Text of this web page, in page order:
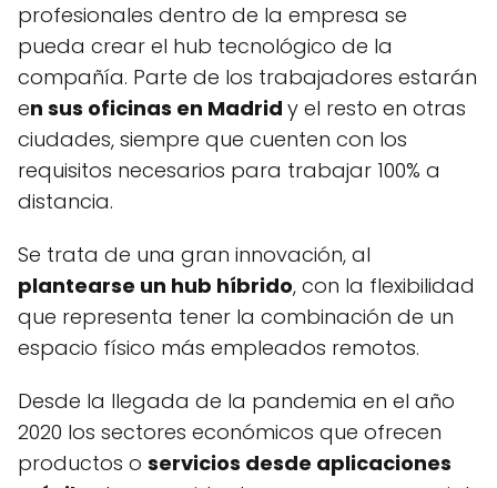
profesionales dentro de la empresa se
pueda crear el hub tecnológico de la
compañía. Parte de los trabajadores estarán
en sus oficinas en Madrid y el resto en otras
ciudades, siempre que cuenten con los
requisitos necesarios para trabajar 100% a
distancia.
Se trata de una gran innovación, al
plantearse un hub híbrido, con la flexibilidad
que representa tener la combinación de un
espacio físico más empleados remotos.
Desde la llegada de la pandemia en el año
2020 los sectores económicos que ofrecen
productos o servicios desde aplicaciones